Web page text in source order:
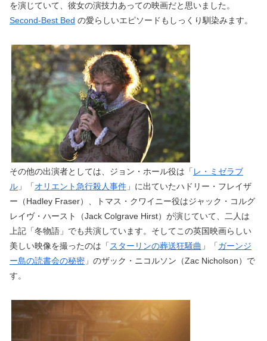
を演じていて、彼女の演技力あっての映画だと思いました。
Second-Best Bed の愛らしいエピソードもしっくり馴染みます。
その他の出演者としては、ジョン・ホール役は「 レ・ミゼラブ
ル 」「オリエント急行殺人事件 」に出ていたハドリー・フレイザ
ー（Hadley Fraser）、トマス・クワイニー役はジャック・コルグ
レイヴ・ハースト（Jack Colgrave Hirst）が演じていて、二人は
上記「冬物語」でも共演しています。そしてこの英国映画らしい
美しい映像を撮ったのは「スターリンの葬送狂騒曲 」「ガーンジ
ー島の読書会の秘密 」のザック・ニコルソン（Zac Nicholson）で
す。